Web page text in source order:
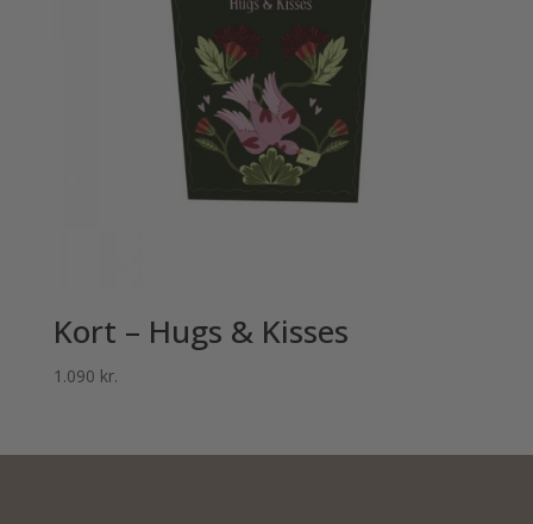
Kort – Hugs & Kisses
1.090 kr.